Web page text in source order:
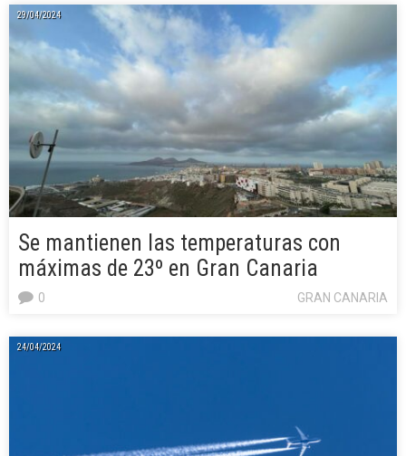
29/04/2024
Se mantienen las temperaturas con
máximas de 23º en Gran Canaria
GRAN CANARIA
0
24/04/2024